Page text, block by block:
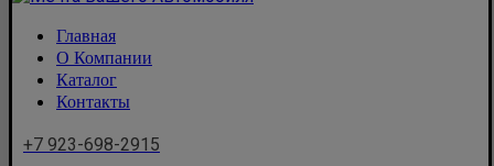
Главная
О Компании
Каталог
Контакты
+7 923-698-2915